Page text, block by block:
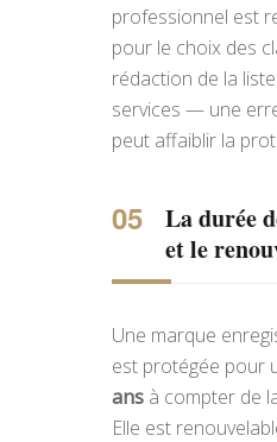
professionnel est
pour le choix des
rédaction de la
services — une
peut affaiblir la
La durée
et le
Une marque
est protégée pour
ans à compter de
Elle est